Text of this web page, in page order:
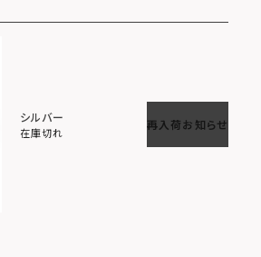
シルバー
在庫切れ
再入荷お知らせ